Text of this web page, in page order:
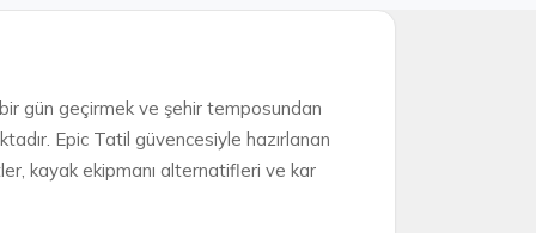
gün geçirmek ve şehir temposundan
Epic Tatil güvencesiyle hazırlanan
kayak ekipmanı alternatifleri ve kar